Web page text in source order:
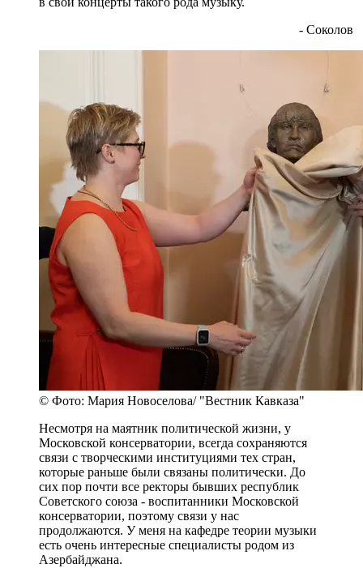
- Соколов
© Фото: Мария Новоселова/ "Вестник Кавказа"
Несмотря на маятник политической жизни, у
Московской консерватории, всегда сохраняются
связи с творческими институциями тех стран,
которые раньше были связаны политически. До
сих пор почти все ректоры бывших республик
Советского союза - воспитанники Московской
консерватории, поэтому связи у нас
продолжаются. У меня на кафедре теории музыки
есть очень интересные специалисты родом из
Азербайджана.